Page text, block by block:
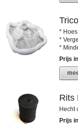
*
*
*
Prijs
Rits
Hecht
Prijs